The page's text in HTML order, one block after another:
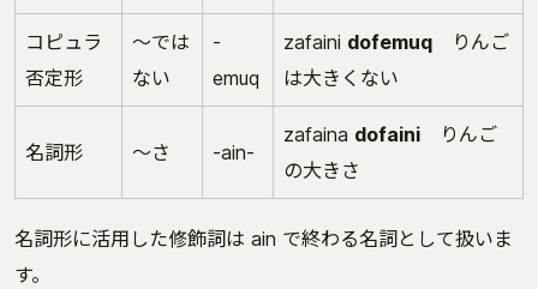
コピュラ
否定形
～では
ない
-
emuq
zafaini dofemuq りんご
は大きくない
名詞形 ～さ -ain-
zafaina dofaini りんご
の大きさ
名詞形に活用した修飾詞は ain で終わる名詞として扱いま
す。